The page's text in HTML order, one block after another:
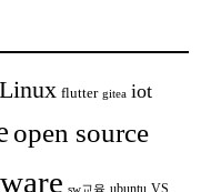
flutter gitea iot
open source
sw교육